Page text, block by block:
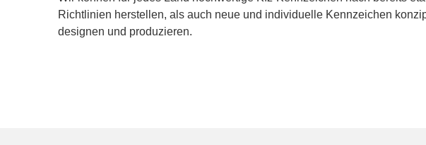
Richtlinien herstellen, als auch neue und individuelle Kennzeichen
designen und produzieren.